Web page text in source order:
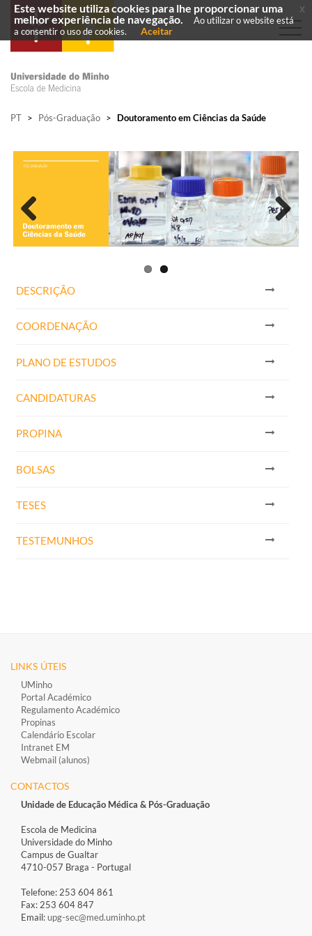
PT > Pós-Graduação > Doutoramento em Ciências da Saúde
Previous Next
DESCRIÇÃO
​COORDENAÇÃO
PLANO DE ESTUDOS
CANDIDATURAS
PROPINA
BOLSAS
TESES
TESTEMUNHOS
LINKS ÚTEIS
UMinho
Portal Académico
Regulamento Académico
Propinas
Calendário Escolar
Intranet EM
Webmail (alunos)
CONTACTOS
Unidade de Educação Médica & Pós-Graduação
Escola de Medicina
Universidade do Minho
Campus de Gualtar
4710-057 Braga - Portugal
Telefone: 253 604 861
Fax: 253 604 847
Email:upg-sec@med.uminho.pt
Este website utiliza cookies para lhe proporcionar uma
melhor experiência de navegação.
Ao utilizar o website está
a consentir o uso de cookies.
Aceitar
x